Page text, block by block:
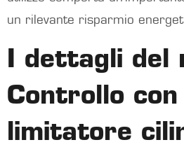
un rilevante risparmio
I dettagli del
Controllo con
limitatore